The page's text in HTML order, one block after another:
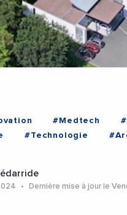
#Medtech
#Technologie
Dernière mise à jour le